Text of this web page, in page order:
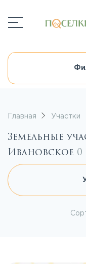
Главная Участки
Земельные
Ивановское 0